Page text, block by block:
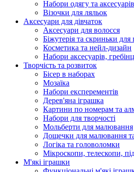
Набори одягу та
Візочки для ляльок
Аксесуари для дівчаток
Аксесуари для волосся
Біжутерія та скриньки для
Косметика та нейл-дизайн
Набори аксесуарів,
Творчість та розвиток
Бісер в наборах
Мозаїка
Набори експерементів
Дерев'яна іграшка
Картини по номерам та
Набори для творчості
Мольберти для малювання
Дощечки для малювання
Логіка та головоломки
Мікроскопи, телескопи,
М'які іграшки